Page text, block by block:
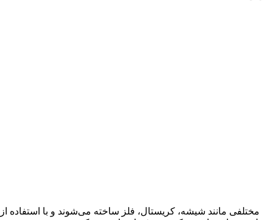
مانند شیشه، کریستال، فلز ساخته می‌شوند و با استفاده